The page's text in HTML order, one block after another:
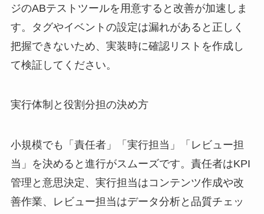
ジのABテストツールを用意すると改善が加速しま
す。タグやイベントの設定は漏れがあると正しく
把握できないため、実装時に確認リストを作成し
て検証してください。
実行体制と役割分担の決め方
小規模でも「責任者」「実行担当」「レビュー担
当」を決めると進行がスムーズです。責任者はKPI
管理と意思決定、実行担当はコンテンツ作成や改
善作業、レビュー担当はデータ分析と品質チェッ